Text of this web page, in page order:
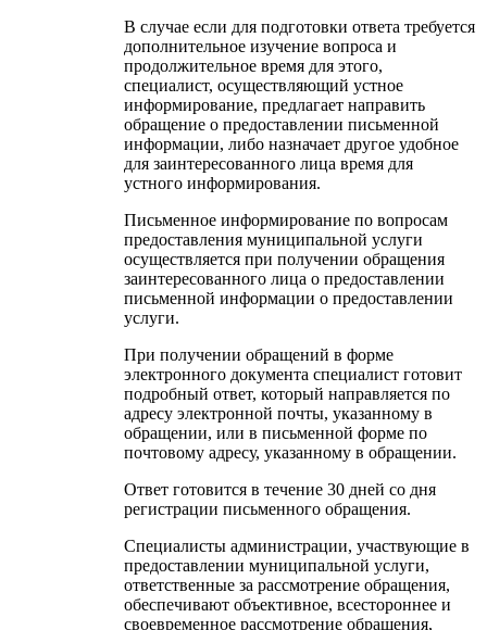
В случае если для подготовки ответа требуется
дополнительное изучение вопроса и
продолжительное время для этого,
специалист, осуществляющий устное
информирование, предлагает направить
обращение о предоставлении письменной
информации, либо назначает другое удобное
для заинтересованного лица время для
устного информирования.
Письменное информирование по вопросам
предоставления муниципальной услуги
осуществляется при получении обращения
заинтересованного лица о предоставлении
письменной информации о предоставлении
услуги.
При получении обращений в форме
электронного документа специалист готовит
подробный ответ, который направляется по
адресу электронной почты, указанному в
обращении, или в письменной форме по
почтовому адресу, указанному в обращении.
Ответ готовится в течение 30 дней со дня
регистрации письменного обращения.
Специалисты администрации, участвующие в
предоставлении муниципальной услуги,
ответственные за рассмотрение обращения,
обеспечивают объективное, всестороннее и
своевременное рассмотрение обращения,